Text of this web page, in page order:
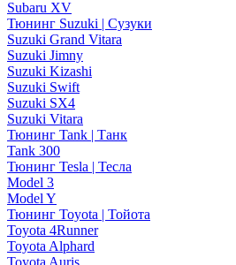
Subaru XV
Тюнинг Suzuki | Сузуки
Suzuki Grand Vitara
Suzuki Jimny
Suzuki Kizashi
Suzuki Swift
Suzuki SX4
Suzuki Vitara
Тюнинг Tank | Танк
Tank 300
Тюнинг Tesla | Тесла
Model 3
Model Y
Тюнинг Toyota | Тойота
Toyota 4Runner
Toyota Alphard
Toyota Auris